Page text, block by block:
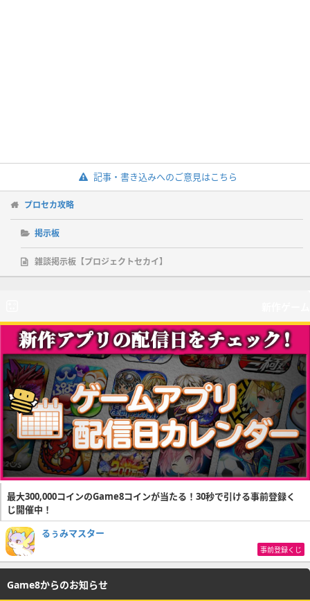
記事・書き込みへのご意見はこちら
プロセカ攻略
掲示板
雑談掲示板【プロジェクトセカイ】
最大300,000コインのGame8コインが当たる！30秒で引ける事前登録く
じ開催中！
るぅみマスター
事前登録くじ
Game8からのお知らせ